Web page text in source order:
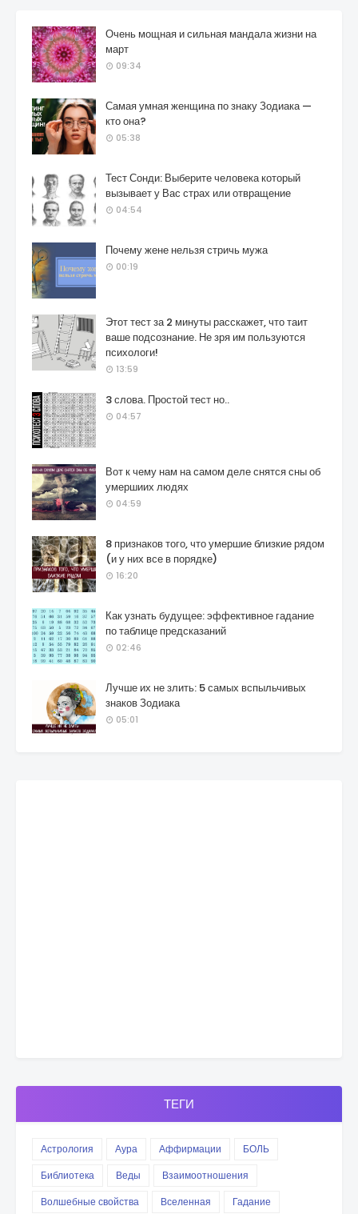
Очень мощная и сильная мандала жизни на
март
09:34
Самая умная женщина по знаку Зодиака —
кто она?
05:38
Тест Сонди: Выберите человека который
вызывает у Вас страх или отвращение
04:54
Почему жене нельзя стричь мужа
00:19
Этот тест за 2 минуты расскажет, что таит
ваше подсознание. Не зря им пользуются
психологи!
13:59
3 слова. Простой тест но..
04:57
Вот к чему нам на самом деле снятся сны об
умершиих людях
04:59
8 признаков того, что умершие близкие рядом
(и у них все в порядке)
16:20
Как узнать будущее: эффективное гадание
по таблице предсказаний
02:46
Лучше их не злить: 5 самых вспыльчивых
знаков Зодиака
05:01
ТЕГИ
Астрология Аура Аффирмации
БОЛЬ
Библиотека
Веды
Взаимоотношения
Волшебные свойства
Вселенная
Гадание